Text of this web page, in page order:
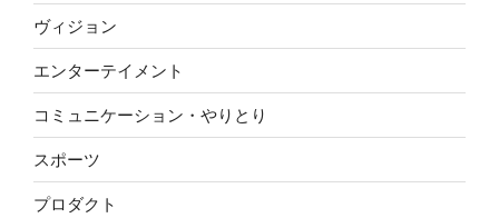
ヴィジョン
エンターテイメント
コミュニケーション・やりとり
スポーツ
プロダクト